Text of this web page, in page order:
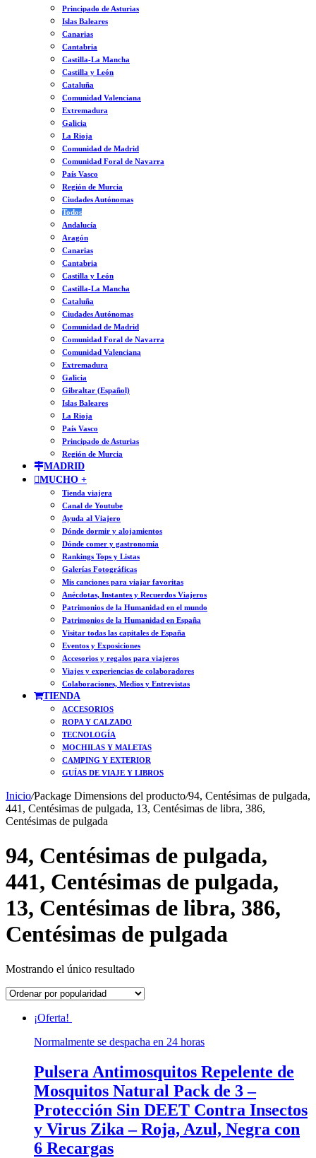
Principado de Asturias
Islas Baleares
Canarias
Cantabria
Castilla-La Mancha
Castilla y León
Cataluña
Comunidad Valenciana
Extremadura
Galicia
La Rioja
Comunidad de Madrid
Comunidad Foral de Navarra
País Vasco
Región de Murcia
Ciudades Autónomas
Todos
Andalucía
Aragón
Canarias
Cantabria
Castilla y León
Castilla-La Mancha
Cataluña
Ciudades Autónomas
Comunidad de Madrid
Comunidad Foral de Navarra
Comunidad Valenciana
Extremadura
Galicia
Gibraltar (Español)
Islas Baleares
La Rioja
País Vasco
Principado de Asturias
Región de Murcia
MADRID
MUCHO +
Tienda viajera
Canal de Youtube
Ayuda al Viajero
Dónde dormir y alojamientos
Dónde comer y gastronomía
Rankings Tops y Listas
Galerías Fotográficas
Mis canciones para viajar favoritas
Anécdotas, Instantes y Recuerdos Viajeros
Patrimonios de la Humanidad en el mundo
Patrimonios de la Humanidad en España
Visitar todas las capitales de España
Eventos y Exposiciones
Accesorios y regalos para viajeros
Viajes y experiencias de colaboradores
Colaboraciones, Medios y Entrevistas
TIENDA
ACCESORIOS
ROPA Y CALZADO
TECNOLOGÍA
MOCHILAS Y MALETAS
CAMPING Y EXTERIOR
GUÍAS DE VIAJE Y LIBROS
Inicio/Package Dimensions del producto/94, Centésimas de pulgada,
441, Centésimas de pulgada, 13, Centésimas de libra, 386,
Centésimas de pulgada
94, Centésimas de pulgada,
441, Centésimas de pulgada,
13, Centésimas de libra, 386,
Centésimas de pulgada
Mostrando el único resultado
¡Oferta!
Normalmente se despacha en 24 horas
Pulsera Antimosquitos Repelente de
Mosquitos Natural Pack de 3 –
Protección Sin DEET Contra Insectos
y Virus Zika – Roja, Azul, Negra con
6 Recargas